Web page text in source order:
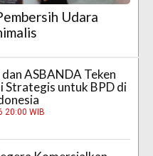
Udara
ASBANDA Teken
Strategis untuk BPD di
20:00 WIB